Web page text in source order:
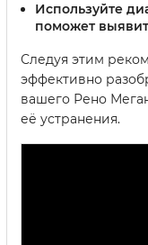
Используйте
поможет
Следуя этим
эффективно
вашего Рено
её устранения.